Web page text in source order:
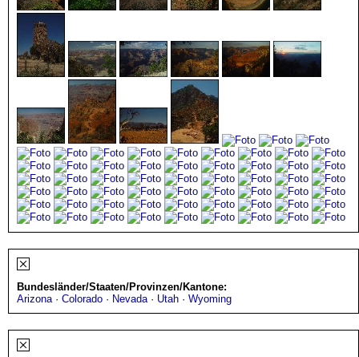
Bundesländer/Staaten/Provinzen/Kantone:
Arizona · Colorado · Nevada · Utah · Wyoming